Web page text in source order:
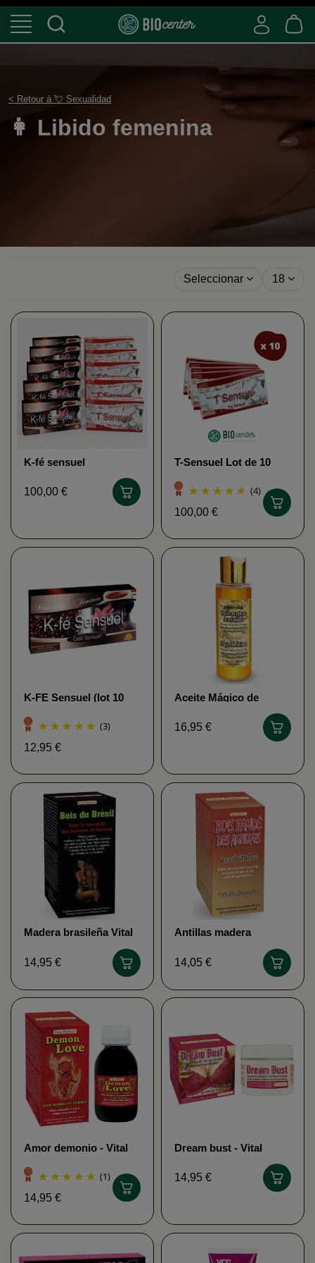
< Retour à 💘 Sexualidad
Seleccionar 18
K-fé sensuel
100,00 €
T-Sensuel Lot de 10
(4)
100,00 €
K-FE Sensuel (lot 10
(3)
12,95 €
Aceite Mágico de
16,95 €
Madera brasileña Vital
14,95 €
Antillas madera
14,05 €
Amor demonio - Vital
(1)
14,95 €
Dream bust - Vital
14,95 €